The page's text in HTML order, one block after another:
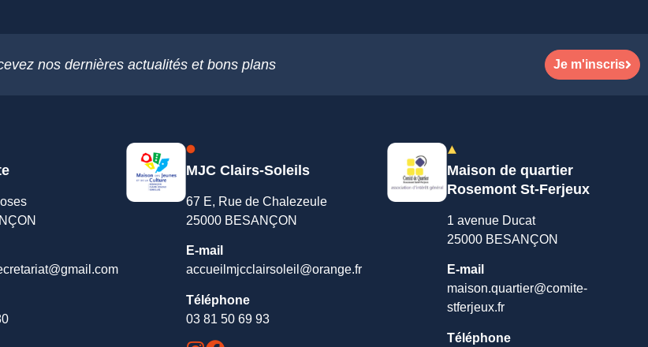
nos dernières actualités et bons plans Je m'inscris
MJC Clairs-Soleils
67 E, Rue de Chalezeule
25000 BESANÇON
E-mail
accueilmjcclairsoleil@orange.fr
Téléphone
03 81 50 69 93
Maison de quartier
Rosemont St-Ferjeux
1 avenue Ducat
25000 BESANÇON
E-mail
maison.quartier@comite-
stferjeux.fr
Téléphone